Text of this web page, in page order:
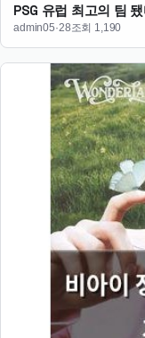
PSG 유럽 최고의 팀
admin05·28조회 1,190